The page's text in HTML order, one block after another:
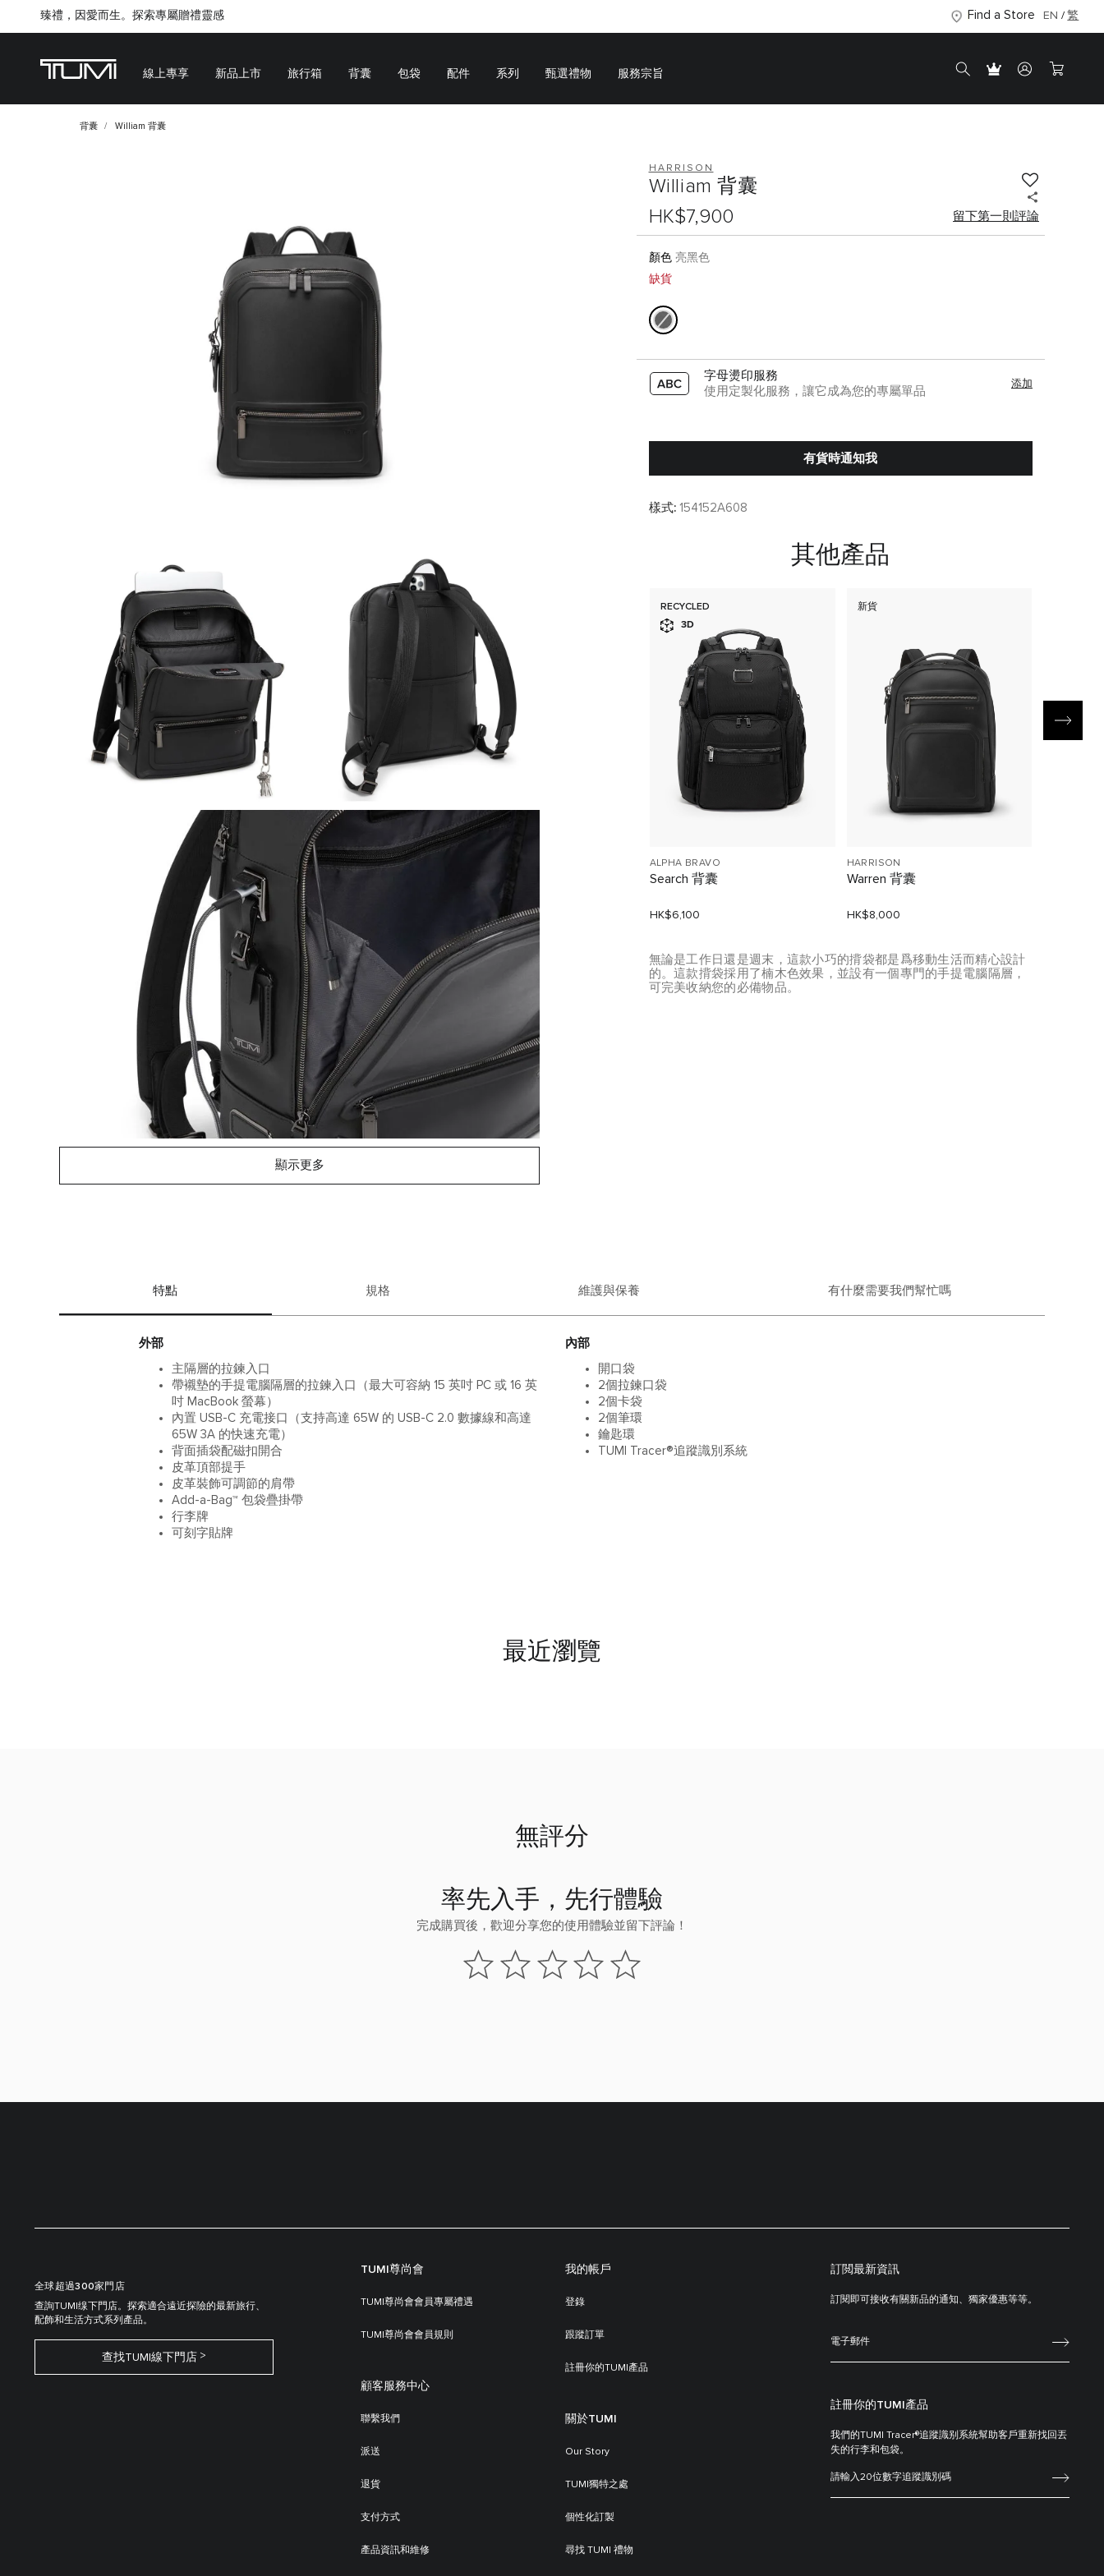
臻禮，因愛而生。探索專屬贈禮靈感
Citygate將進行内部重新裝修工程，期間暫停對外營業 Find a Store EN 繁
線上專享 新品上市 旅行箱 背囊 包袋 配件 系列 甄選禮物 服務宗旨
背囊 William 背囊
顯示更多
HARRISON
William 背囊
HK$7,900
留下第一則評論
顏色 亮黑色
缺貨
字母燙印服務
使用定製化服務，讓它成為您的專屬單品
添加
有貨時通知我
樣式: 154152A608
其他產品
RECYCLED
3D
ALPHA BRAVO
Search 背囊
HK$6,100
新貨
HARRISON
Warren 背囊
HK$8,000
無論是工作日還是週末，這款小巧的揹袋都是爲移動生活而精心設計
的。這款揹袋採用了楠木色效果，並設有一個專門的手提電腦隔層，
可完美收納您的必備物品。
特點 規格 維護與保養 有什麼需要我們幫忙嗎
外部
主隔層的拉鍊入口
帶襯墊的手提電腦隔層的拉鍊入口（最大可容納 15 英吋 PC 或 16 英
吋 MacBook 螢幕）
內置 USB-C 充電接口（支持高達 65W 的 USB-C 2.0 數據線和高達
65W 3A 的快速充電）
背面插袋配磁扣開合
皮革頂部提手
皮革裝飾可調節的肩帶
Add-a-Bag™ 包袋疊掛帶
行李牌
可刻字貼牌
內部
開口袋
2個拉鍊口袋
2個卡袋
2個筆環
鑰匙環
TUMI Tracer®追蹤識別系統
最近瀏覽
無評分
率先入手，先行體驗
完成購買後，歡迎分享您的使用體驗並留下評論！
全球超過300家門店
查詢TUMI缐下門店。探索適合遠近探險的最新旅行、
配飾和生活方式系列產品。
查找TUMI線下門店
TUMI尊尚會
TUMI尊尚會會員專屬禮遇
TUMI尊尚會會員規則
顧客服務中心
聯繫我們
派送
退貨
支付方式
產品資訊和維修
我的帳戶
登錄
跟蹤訂單
註冊你的TUMI產品
關於TUMI
Our Story
TUMI獨特之處
個性化訂製
尋找 TUMI 禮物
訂閲最新資訊
訂閱即可接收有關新品的通知、獨家優惠等等。
註冊你的TUMI產品
我們的TUMI Tracer®追蹤識别系統幫助客戶重新找回丟
失的行李和包袋。